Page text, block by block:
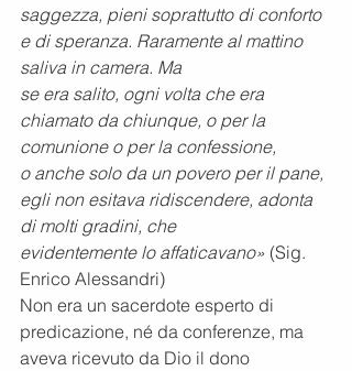
saggezza, pieni soprattutto di conforto
e di speranza. Raramente al mattino
saliva in camera. Ma
se era salito, ogni volta che era
chiamato da chiunque, o per la
comunione o per la confessione,
o anche solo da un povero per il pane,
egli non esitava ridiscendere, adonta
di molti gradini, che
evidentemente lo affaticavano» (Sig.
Enrico Alessandri)
Non era un sacerdote esperto di
predicazione, né da conferenze, ma
aveva ricevuto da Dio il dono